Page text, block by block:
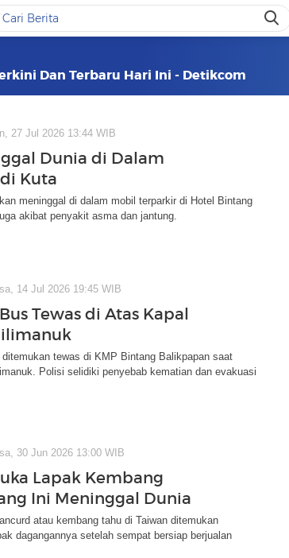
Dan Terbaru Hari Ini - Detikcom
27 Jul 2026 13:44 WIB
Dunia di Dalam
Kuta
meninggal di dalam mobil terparkir di Hotel Bintang
akibat penyakit asma dan jantung.
14 Jul 2026 19:45 WIB
Tewas di Atas Kapal
tewas di KMP Bintang Balikpapan saat
Polisi selidiki penyebab kematian dan evakuasi
30 Jun 2026 13:00 WIB
Lapak Kembang
Ini Meninggal Dunia
atau kembang tahu di Taiwan ditemukan
dagangannya setelah sempat bersiap berjualan